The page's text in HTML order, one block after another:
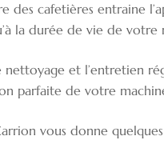
des cafetières entraine
la durée de vie de votre
nettoyage et l’entretien
parfaite de votre
vous donne